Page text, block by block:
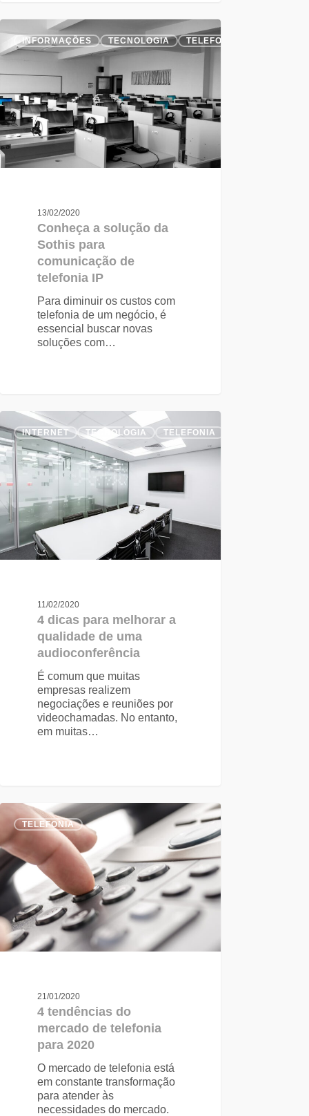
INFORMAÇÕES TECNOLOGIA TELEFONIA
13/02/2020
Conheça a solução da
Sothis para
comunicação de
telefonia IP
Para diminuir os custos com
telefonia de um negócio, é
essencial buscar novas
soluções com…
INTERNET TECNOLOGIA TELEFONIA
11/02/2020
4 dicas para melhorar a
qualidade de uma
audioconferência
É comum que muitas
empresas realizem
negociações e reuniões por
videochamadas. No entanto,
em muitas…
TELEFONIA
21/01/2020
4 tendências do
mercado de telefonia
para 2020
O mercado de telefonia está
em constante transformação
para atender às
necessidades do mercado.